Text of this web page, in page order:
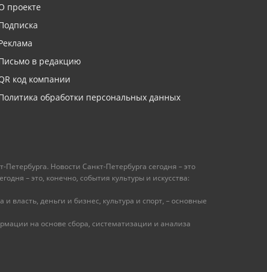
проекте
в редакцию
код компании
обработки персональных данных
Новости Санкт-Петербурга сегодня – это
– это, конечно, события культуры и искусства:
власть, деньги и бизнес, культура и спорт, – основные
на основе сбора, систематизации и анализа